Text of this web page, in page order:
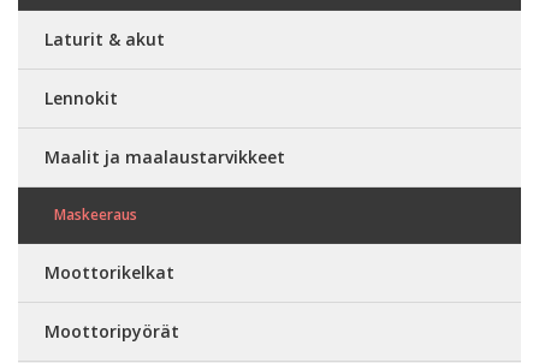
Laturit & akut
Lennokit
Maalit ja maalaustarvikkeet
Maskeeraus
Moottorikelkat
Moottoripyörät